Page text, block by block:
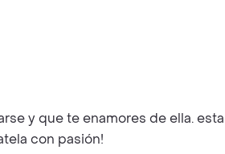
y que te enamores de ella.
con pasión!